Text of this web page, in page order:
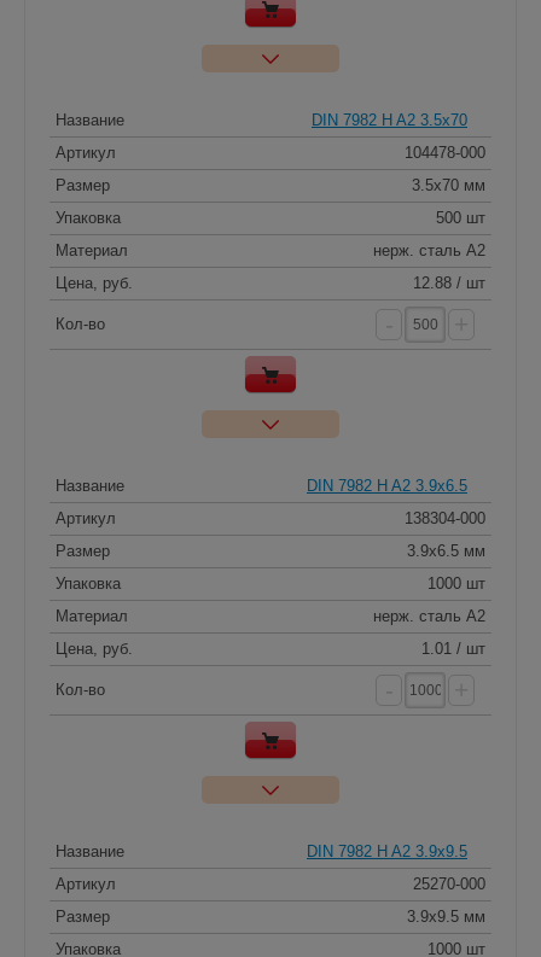
Название
DIN 7982 H A2 3.5x70
Артикул
104478-000
Размер
3.5x70 мм
Упаковка
500 шт
Материал
нерж. сталь A2
Цена, руб.
12.88 / шт
Кол-во
Название
DIN 7982 H A2 3.9x6.5
Артикул
138304-000
Размер
3.9x6.5 мм
Упаковка
1000 шт
Материал
нерж. сталь A2
Цена, руб.
1.01 / шт
Кол-во
Название
DIN 7982 H A2 3.9x9.5
Артикул
25270-000
Размер
3.9x9.5 мм
Упаковка
1000 шт